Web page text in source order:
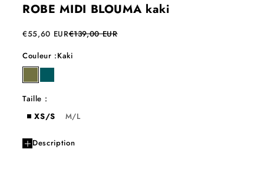
ROBE MIDI BLOUMA kaki
Prix de vente
€55,60 EURPrix normal
€139,00 EUR
Couleur :Kaki
kakicaraibes
Taille :
XS/S
M/L
Description